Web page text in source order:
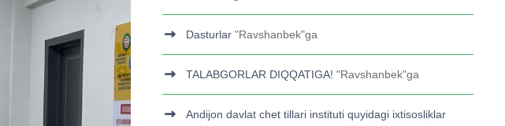
Dasturlar "Ravshanbek"ga
TALABGORLAR DIQQATIGA! "Ravshanbek"ga
Andijon davlat chet tillari instituti quyidagi ixtisosliklar